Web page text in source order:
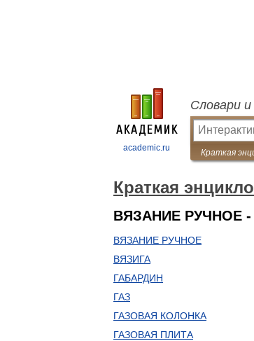
academic.ru
Словари
Краткая
ВЯЗАНИЕ РУЧНОЕ
ВЯЗАНИЕ РУЧНОЕ
ВЯЗИГА
ГАБАРДИН
ГАЗ
ГАЗОВАЯ КОЛОНКА
ГАЗОВАЯ ПЛИТА